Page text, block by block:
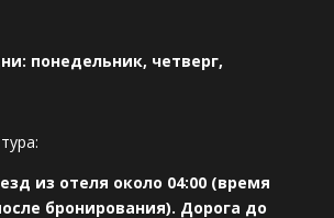
понедельник, четверг,
из отеля около 04:00 (время
бронирования). Дорога до